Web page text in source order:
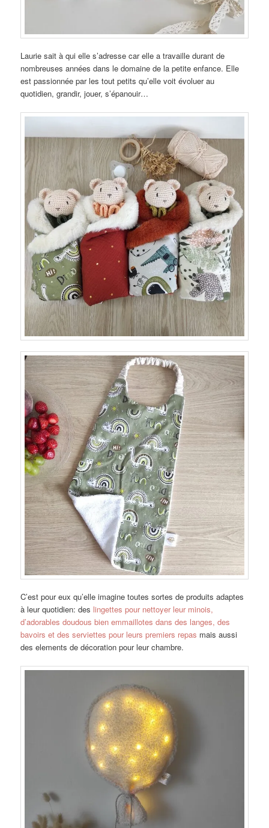
Laurie sait à qui elle s’adresse car elle a travaille durant de
nombreuses années dans le domaine de la petite enfance. Elle
est passionnée par les tout petits qu’elle voit évoluer au
quotidien, grandir, jouer, s’épanouir…
C’est pour eux qu’elle imagine toutes sortes de produits adaptes
à leur quotidien: des lingettes pour nettoyer leur minois,
d’adorables doudous bien emmaillotes dans des langes, des
bavoirs et des serviettes pour leurs premiers repas mais aussi
des elements de décoration pour leur chambre.